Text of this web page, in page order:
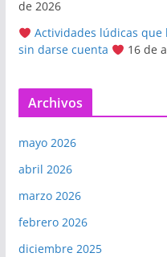
de 2026
Actividades lúdicas
sin darse cuenta
16 de
Archivos
mayo 2026
abril 2026
marzo 2026
febrero 2026
diciembre 2025